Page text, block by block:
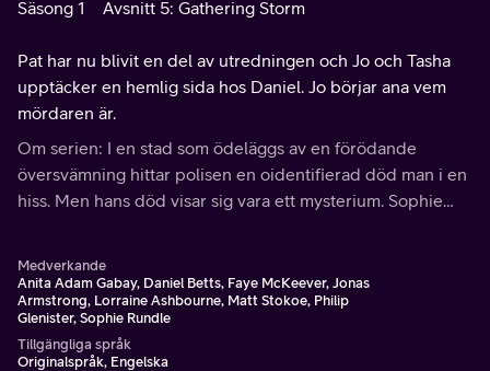
Säsong 1 Avsnitt 5: Gathering Storm
Pat har nu blivit en del av utredningen och Jo och Tasha
upptäcker en hemlig sida hos Daniel. Jo börjar ana vem
mördaren är.
Om serien: I en stad som ödeläggs av en förödande
översvämning hittar polisen en oidentifierad död man i en
hiss. Men hans död visar sig vara ett mysterium. Sophie
Medverkande
Anita Adam Gabay, Daniel Betts, Faye McKeever, Jonas
Armstrong, Lorraine Ashbourne, Matt Stokoe, Philip
Glenister, Sophie Rundle
Tillgängliga språk
Originalspråk, Engelska